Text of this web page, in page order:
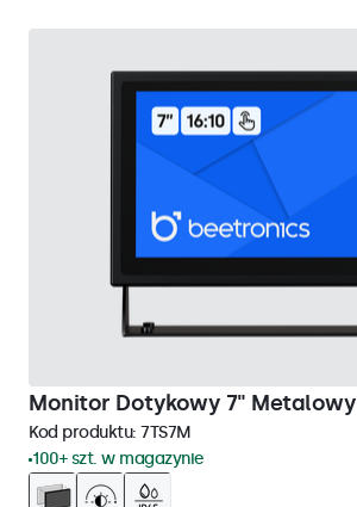
Monitor Dotykowy 7" Metalowy
Kod produktu: 7TS7M
100+ szt. w magazynie